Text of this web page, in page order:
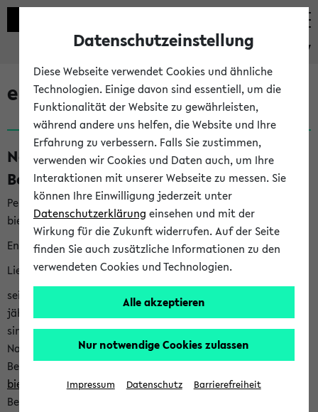
eKVV
eKVV News
Nachhaltigkeitspreis 2026:
Bewerbungsphase gestartet (06.08.26)
Per E-Mail eingestellt von nachhaltigkeitsbuero@uni-
bielefeld.de an den Verteiler 'Alle Studierenden':
English version below
Liebe Studierende,
seit 2023 verleiht das Rektorat der Universität Bielefeld
jährlich den Nachhaltigkeitspreis für Abschlussarbeiten. Sie
sind herzlich eingeladen sich mit Ihrer Abschlussarbeit beim
Nachhaltigkeitsbüro zu bewerben. Bitte nutzen Sie für Ihre
Bewerbung dieses Formular<https://formulare.uni-
bielefeld.de/frontend-server/form/provide/913/>. Die
Bewerbungsfrist endet am 30.09.2026.
Datenschutzeinstellung
Diese Webseite verwendet Cookies und ähnliche
Technologien. Einige davon sind essentiell, um die
Funktionalität der Website zu gewährleisten,
während andere uns helfen, die Website und Ihre
Erfahrung zu verbessern. Falls Sie zustimmen,
verwenden wir Cookies und Daten auch, um Ihre
Interaktionen mit unserer Webseite zu messen. Sie
können Ihre Einwilligung jederzeit unter
Datenschutzerklärung einsehen und mit der
Wirkung für die Zukunft widerrufen. Auf der Seite
finden Sie auch zusätzliche Informationen zu den
verwendeten Cookies und Technologien.
Alle akzeptieren
Nur notwendige Cookies zulassen
Impressum Datenschutz Barrierefreiheit